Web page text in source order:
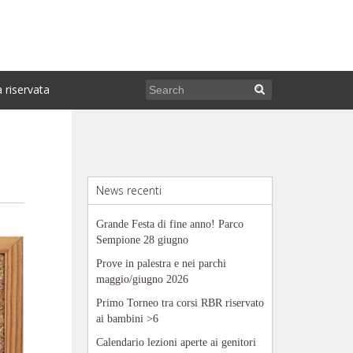
riservata
News recenti
Grande Festa di fine anno! Parco
Sempione 28 giugno
Prove in palestra e nei parchi
maggio/giugno 2026
Primo Torneo tra corsi RBR riservato
ai bambini >6
Calendario lezioni aperte ai genitori